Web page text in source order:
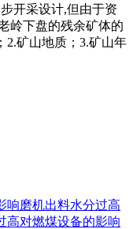
开采设计,但由于资
岭下盘的残余矿体的
2.矿山地质；3.矿山年
响磨机出料水分过高
高对燃煤设备的影响